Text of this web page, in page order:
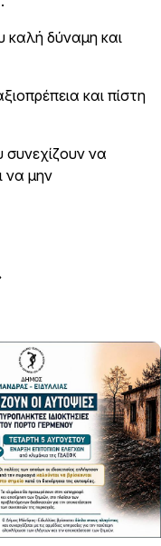
καλή δύναμη και
και πίστη
συνεχίζουν να
να μην